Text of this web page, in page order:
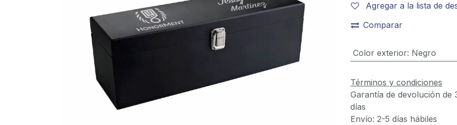
Agregar a la lista de
Comparar
Color exterior: Negro
Términos y condiciones
Garantía de devolución de
días
Envío: 2-5 días hábiles